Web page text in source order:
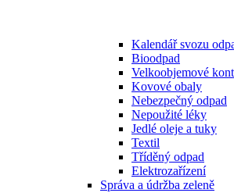
Kalendář svozu
Bioodpad
Velkoobjemové
Kovové obaly
Nebezpečný odpad
Nepoužité léky
Jedlé oleje a tuky
Textil
Tříděný odpad
Elektrozařízení
Správa a údržba zeleně